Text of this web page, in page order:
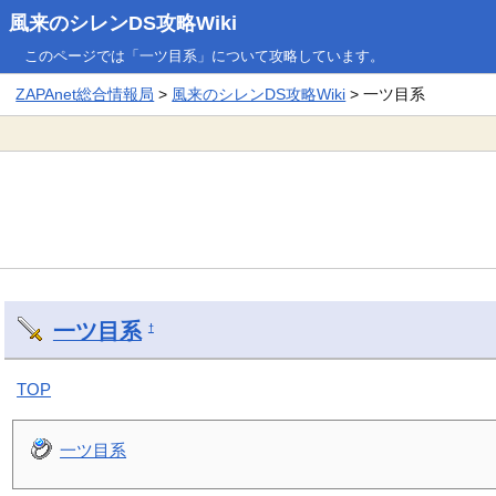
風来のシレンDS攻略Wiki
このページでは「一ツ目系」について攻略しています。
ZAPAnet総合情報局 > 風来のシレンDS攻略Wiki > 一ツ目系
一ツ目系 †
TOP
一ツ目系